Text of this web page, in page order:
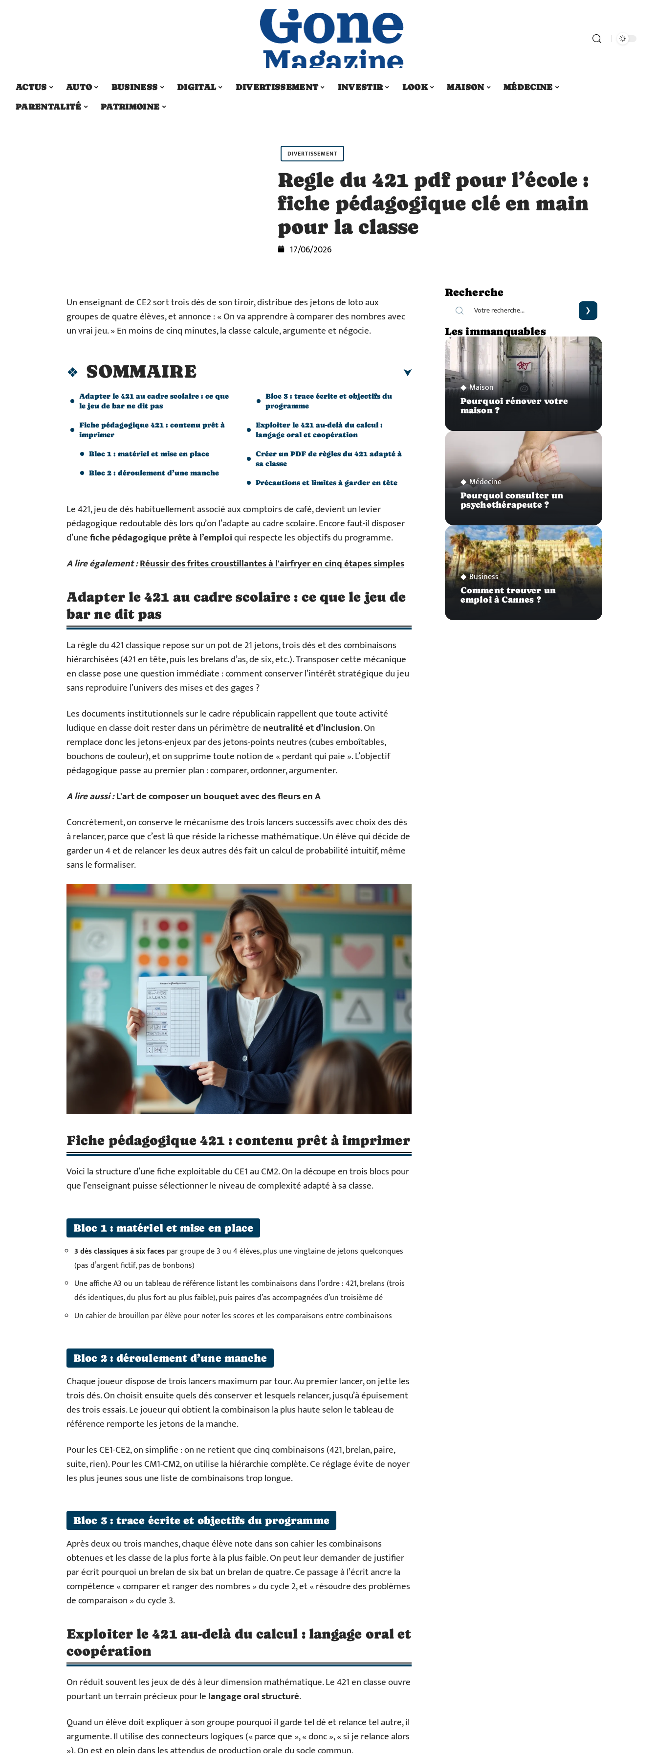
ACTUS AUTO BUSINESS DIGITAL DIVERTISSEMENT INVESTIR LOOK MAISON
MÉDECINE
PARENTALITÉ
PATRIMOINE
DIVERTISSEMENT
Regle du 421 pdf pour l’école :
fiche pédagogique clé en main
pour la classe
17/06/2026
Un enseignant de CE2 sort trois dés de son tiroir, distribue des jetons de loto aux
groupes de quatre élèves, et annonce : « On va apprendre à comparer des nombres avec
un vrai jeu. » En moins de cinq minutes, la classe calcule, argumente et négocie.
SOMMAIRE
Adapter le 421 au cadre scolaire : ce que
le jeu de bar ne dit pas
Fiche pédagogique 421 : contenu prêt à
imprimer
Bloc 1 : matériel et mise en place
Bloc 2 : déroulement d’une manche
Bloc 3 : trace écrite et objectifs du
programme
Exploiter le 421 au-delà du calcul :
langage oral et coopération
Créer un PDF de règles du 421 adapté à
sa classe
Précautions et limites à garder en tête
Le 421, jeu de dés habituellement associé aux comptoirs de café, devient un levier
pédagogique redoutable dès lors qu’on l’adapte au cadre scolaire. Encore faut-il disposer
d’unefiche pédagogique prête à l’emploiqui respecte les objectifs du programme.
A lire également :Réussir des frites croustillantes à l'airfryer en cinq étapes simples
Adapter le 421 au cadre scolaire : ce que le jeu de
bar ne dit pas
La règle du 421 classique repose sur un pot de 21 jetons, trois dés et des combinaisons
hiérarchisées (421 en tête, puis les brelans d’as, de six, etc.). Transposer cette mécanique
en classe pose une question immédiate : comment conserver l’intérêt stratégique du jeu
sans reproduire l’univers des mises et des gages ?
Les documents institutionnels sur le cadre républicain rappellent que toute activité
ludique en classe doit rester dans un périmètre deneutralité et d’inclusion. On
remplace donc les jetons-enjeux par des jetons-points neutres (cubes emboîtables,
bouchons de couleur), et on supprime toute notion de « perdant qui paie ». L’objectif
pédagogique passe au premier plan : comparer, ordonner, argumenter.
A lire aussi :L'art de composer un bouquet avec des fleurs en A
Concrètement, on conserve le mécanisme des trois lancers successifs avec choix des dés
à relancer, parce que c’est là que réside la richesse mathématique. Un élève qui décide de
garder un 4 et de relancer les deux autres dés fait un calcul de probabilité intuitif, même
sans le formaliser.
Fiche pédagogique 421 : contenu prêt à imprimer
Voici la structure d’une fiche exploitable du CE1 au CM2. On la découpe en trois blocs pour
que l’enseignant puisse sélectionner le niveau de complexité adapté à sa classe.
Bloc 1 : matériel et mise en place
3 dés classiques à six facespar groupe de 3 ou 4 élèves, plus une vingtaine de jetons quelconques
(pas d’argent fictif, pas de bonbons)
Une affiche A3 ou un tableau de référence listant les combinaisons dans l’ordre : 421, brelans (trois
dés identiques, du plus fort au plus faible), puis paires d’as accompagnées d’un troisième dé
Un cahier de brouillon par élève pour noter les scores et les comparaisons entre combinaisons
Bloc 2 : déroulement d’une manche
Chaque joueur dispose de trois lancers maximum par tour. Au premier lancer, on jette les
trois dés. On choisit ensuite quels dés conserver et lesquels relancer, jusqu’à épuisement
des trois essais. Le joueur qui obtient la combinaison la plus haute selon le tableau de
référence remporte les jetons de la manche.
Pour les CE1-CE2, on simplifie : on ne retient que cinq combinaisons (421, brelan, paire,
suite, rien). Pour les CM1-CM2, on utilise la hiérarchie complète. Ce réglage évite de noyer
les plus jeunes sous une liste de combinaisons trop longue.
Bloc 3 : trace écrite et objectifs du programme
Après deux ou trois manches, chaque élève note dans son cahier les combinaisons
obtenues et les classe de la plus forte à la plus faible. On peut leur demander de justifier
par écrit pourquoi un brelan de six bat un brelan de quatre. Ce passage à l’écrit ancre la
compétence « comparer et ranger des nombres » du cycle 2, et « résoudre des problèmes
de comparaison » du cycle 3.
Exploiter le 421 au-delà du calcul : langage oral et
coopération
On réduit souvent les jeux de dés à leur dimension mathématique. Le 421 en classe ouvre
pourtant un terrain précieux pour lelangage oral structuré.
Quand un élève doit expliquer à son groupe pourquoi il garde tel dé et relance tel autre, il
argumente. Il utilise des connecteurs logiques (« parce que », « donc », « si je relance alors
Recherche
Les immanquables
Maison
Pourquoi rénover votre
maison ?
Médecine
Pourquoi consulter un
psychothérapeute ?
Business
Comment trouver un
emploi à Cannes ?